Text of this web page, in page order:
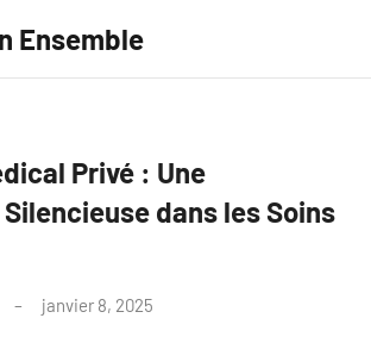
Ensemble
Privé : Une
dans les Soins
janvier 8, 2025